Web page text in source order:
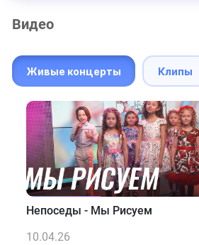
Видео
Живые концерты Клипы
Непоседы - Мы Рисуем
10.04.26